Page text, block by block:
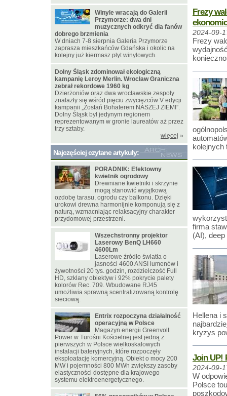
Frezy
2024-09-
Frezy
kolejnych
firma
(AI),
Hellena i
kryzys
Join UP!
2024-09-
W
Polsce
Winyle wracają do Galerii
Przymorze: dwa dni
muzycznych odkryć dla fanów
dobrego brzmienia
W dniach 7-8 sierpnia Galeria Przymorze
zaprasza mieszkańców Gdańska i okolic na
kolejny już kiermasz płyt winylowych.
Dolny Śląsk zdominował ekologiczną
kampanię Leroy Merlin. Wrocław Graniczna
zebrał rekordowe 1960 kg
Dzierżoniów oraz dwa wrocławskie zespoły
znalazły się wśród pięciu zwycięzców V edycji
kampanii „Zostań Bohaterem NASZEJ ZIEMI”.
Dolny Śląsk był jedynym regionem
reprezentowanym w gronie laureatów aż przez
trzy sztaby.
więcej »
Najczęściej czytane artykuły:
PORADNIK: Efektowny
kwietnik ogrodowy
Drewniane kwietniki i skrzynie
mogą stanowić wyjątkową
ozdobę tarasu, ogrodu czy balkonu. Dzięki
urokowi drewna harmonijnie komponują się z
naturą, wzmacniając relaksacyjny charakter
przydomowej przestrzeni.
Wszechstronny projektor
Laserowy BenQ LH660
4600Lm
Laserowe źródło światła o
jasności 4600 ANSI lumenów i
żywotności 20 tys. godzin, rozdzielczość Full
HD, szklany obiektyw i 92% pokrycie palety
kolorów Rec. 709. Wbudowane RJ45
umożliwia sprawną scentralizowaną kontrolę
sieciową.
Entrix rozpoczyna działalność
operacyjną w Polsce
Magazyn energii Greenvolt
Power w Turośni Kościelnej jest jedną z
pierwszych w Polsce wielkoskalowych
instalacji bateryjnych, które rozpoczęły
eksploatację komercyjną. Obiekt o mocy 200
MW i pojemności 800 MWh zwiększy zasoby
elastyczności dostępne dla krajowego
systemu elektroenergetycznego.